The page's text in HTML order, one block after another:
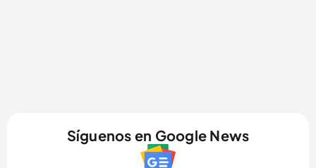
Síguenos en Google News